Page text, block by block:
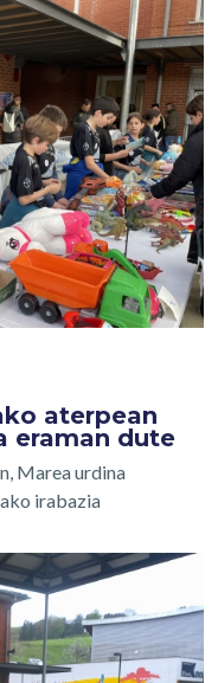
aterpean
eraman dute
Marea urdina
irabazia